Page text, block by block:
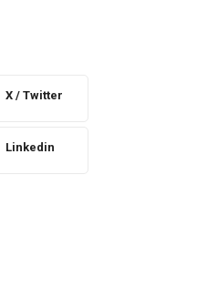
X / Twitter
Linkedin